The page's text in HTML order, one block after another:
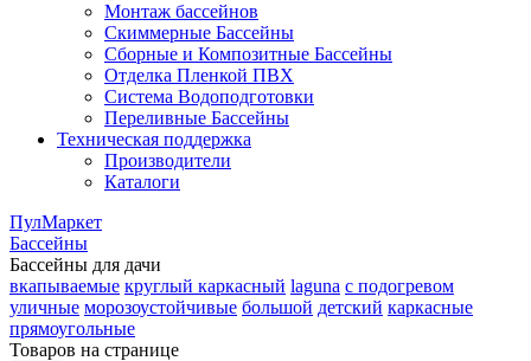
Монтаж бассейнов
Скиммерные Бассейны
Сборные и Композитные Бассейны
Отделка Пленкой ПВХ
Система Водоподготовки
Переливные Бассейны
Техническая поддержка
Производители
Каталоги
ПулМаркет
Бассейны
Бассейны для дачи
вкапываемые круглый каркасный laguna с подогревом
уличные морозоустойчивые большой детский каркасные
прямоугольные
Товаров на странице